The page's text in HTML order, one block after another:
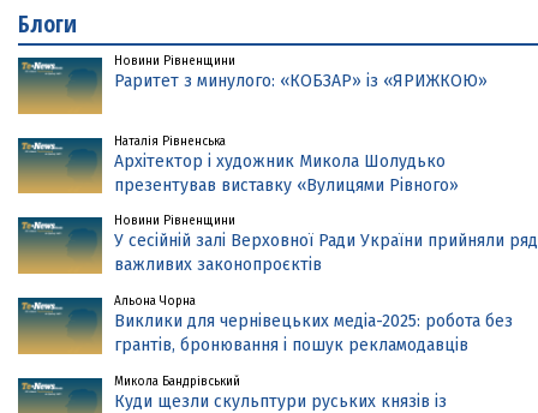
Блоги
Новини Рівненщини
Раритет з минулого: «КОБЗАР» із «ЯРИЖКОЮ»
Наталія Рівненська
Архітектор і художник Микола Шолудько
презентував виставку «Вулицями Рівного»
Новини Рівненщини
У сесійній залі Верховної Ради України прийняли ряд
важливих законопроєктів
Альона Чорна
Виклики для чернівецьких медіа-2025: робота без
грантів, бронювання і пошук рекламодавців
Микола Бандрівський
Куди щезли скульптури руських князів із